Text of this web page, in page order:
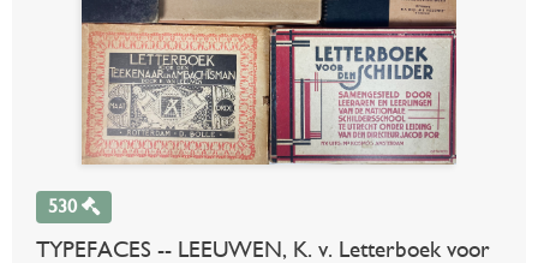
530
TYPEFACES -- LEEUWEN, K. v. Letterboek voor